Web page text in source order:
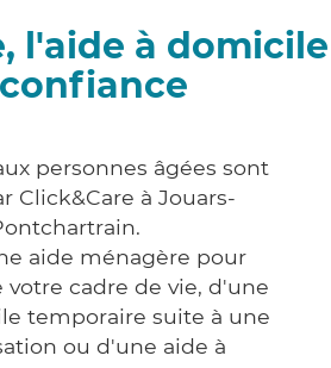
l'aide à domicile
personnes âgées sont
Click&Care à Jouars-
aide ménagère pour
cadre de vie, d'une
temporaire suite à une
ou d'une aide à